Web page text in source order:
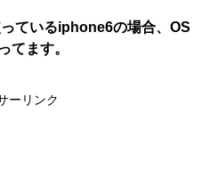
ているiphone6の場合、OS
てます。
ーリンク